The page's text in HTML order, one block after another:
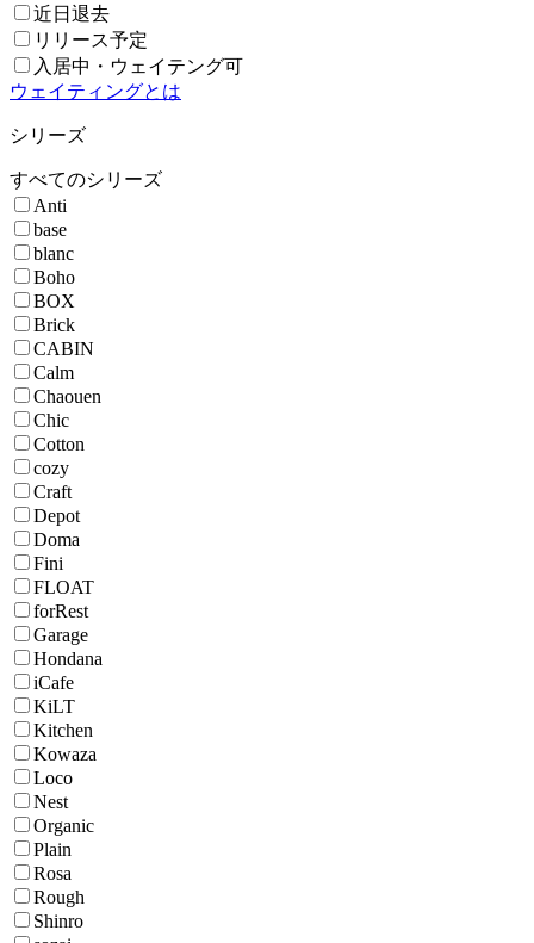
近日退去
リリース予定
入居中・ウェイテング可
ウェイティングとは
シリーズ
すべてのシリーズ
Anti
base
blanc
Boho
BOX
Brick
CABIN
Calm
Chaouen
Chic
Cotton
cozy
Craft
Depot
Doma
Fini
FLOAT
forRest
Garage
Hondana
iCafe
KiLT
Kitchen
Kowaza
Loco
Nest
Organic
Plain
Rosa
Rough
Shinro